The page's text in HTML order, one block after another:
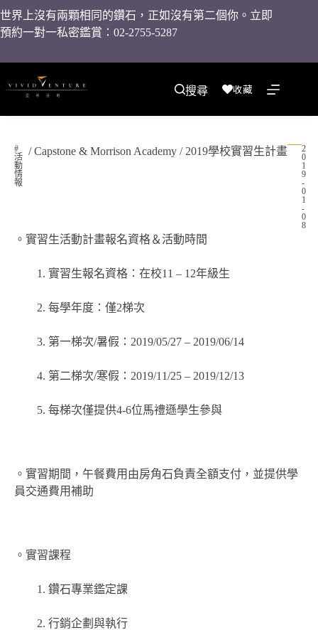
世界上沒有兩顆相同的鑽石，正如沒有第二個你。立即
預約一對一私密鑑賞：02-2755-5287
搜尋 收藏
#
活
動
情
報
/ Capstone & Morrison Academy / 2019學校實習生計畫
2
0
1
9
-
0
1
-
0
8
。實習生活動計畫報名資格＆活動時間
1. 實習生報名資格：在校11 – 12年級生
2. 每學年度：僅2梯次
3. 第一梯次/暑假：2019/05/27 – 2019/06/14
4. 第二梯次/寒假：2019/11/25 – 2019/12/13
5. 每梯次僅提供4-6位馬禮遜學生參與
。實習期間，午餐費用由房角石負責全額支付，並提供學
員交通費用補助
。實習課程
1. 鑽石專業鑑定課
2. 行銷企劃與執行